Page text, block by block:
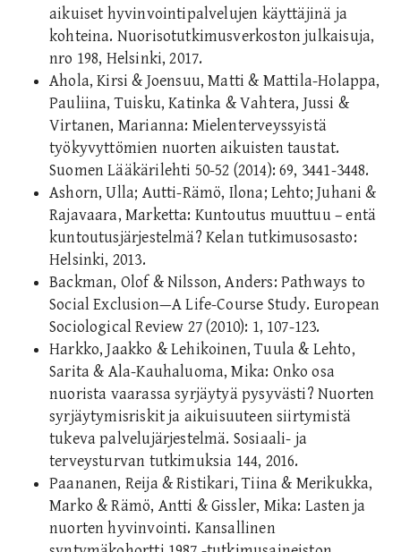
aikuiset hyvinvointipalvelujen käyttäjinä ja
kohteina. Nuorisotutkimusverkoston julkaisuja,
nro 198, Helsinki, 2017.
Ahola, Kirsi & Joensuu, Matti & Mattila-Holappa,
Pauliina, Tuisku, Katinka & Vahtera, Jussi &
Virtanen, Marianna: Mielenterveyssyistä
työkyvyttömien nuorten aikuisten taustat.
Suomen Lääkärilehti 50-52 (2014): 69, 3441-3448.
Ashorn, Ulla; Autti-Rämö, Ilona; Lehto; Juhani &
Rajavaara, Marketta: Kuntoutus muuttuu – entä
kuntoutusjärjestelmä? Kelan tutkimusosasto:
Helsinki, 2013.
Backman, Olof & Nilsson, Anders: Pathways to
Social Exclusion—A Life-Course Study. European
Sociological Review 27 (2010): 1, 107-123.
Harkko, Jaakko & Lehikoinen, Tuula & Lehto,
Sarita & Ala-Kauhaluoma, Mika: Onko osa
nuorista vaarassa syrjäytyä pysyvästi? Nuorten
syrjäytymisriskit ja aikuisuuteen siirtymistä
tukeva palvelujärjestelmä. Sosiaali- ja
terveysturvan tutkimuksia 144, 2016.
Paananen, Reija & Ristikari, Tiina & Merikukka,
Marko & Rämö, Antti & Gissler, Mika: Lasten ja
nuorten hyvinvointi. Kansallinen